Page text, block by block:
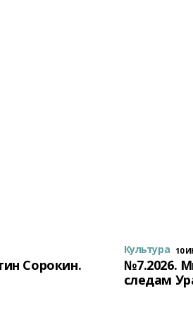
Сорокин.
Культура 10
№7.2026.
следам